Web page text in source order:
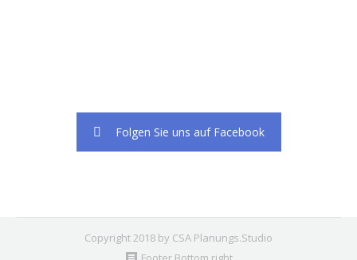
Folgen Sie uns auf Facebook
Copyright 2018 by CSA Planungs.Studio